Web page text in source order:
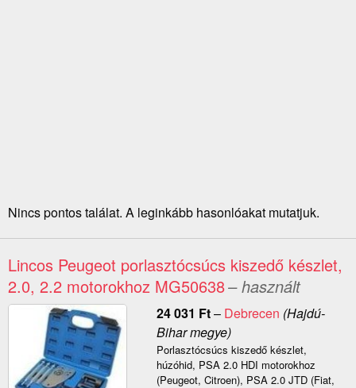
Nincs pontos találat. A leginkább hasonlóakat mutatjuk.
Lincos Peugeot porlasztócsúcs kiszedő készlet,
2.0, 2.2 motorokhoz MG50638– használt
24 031 Ft– Debrecen (Hajdú-
Bihar megye)
Porlasztócsúcs kiszedő készlet,
húzóhid, PSA 2.0 HDI motorokhoz
(Peugeot, Citroen), PSA 2.0 JTD (Fiat,